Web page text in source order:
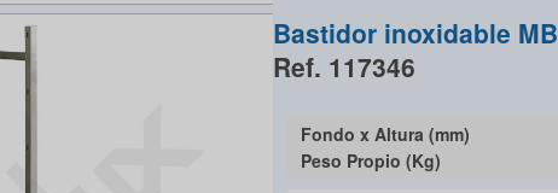
Bastidor inoxidable MB
Ref. 117346
Fondo x Altura (mm)
Peso Propio (Kg)